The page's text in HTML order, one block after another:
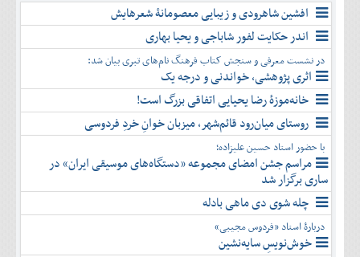
اسفند
دی
بهمن
اسفند
آبان
آذر
دی
بهمن
اسفند
افشین شاهرودی و زیبایی معصومانۀ شعرهایش
اندر حکایت لفور شاباجی و یحیا بهاری
در نشست معرفی و سنجش کتاب فرهنگ نام‌های تبری بیان شد:
اثری پژوهشی، خواندنی و درجه یک
خانه‌موزۀ رضا یحیایی اتفاقی بزرگ است!
روستای میان‌رود قائم‌شهر، میزبان خوانِ خردِ فردوسی
با حضور استاد حسین علیزاده؛
مراسم جشن امضای مجموعه «دستگاه‌های موسیقی ایران» در
ساری برگزار شد
چله شوی دی ماهی بادله
دربارۀ استاد «فردوس مجیبی»
خوش‌نویسِ سایه‌نشین